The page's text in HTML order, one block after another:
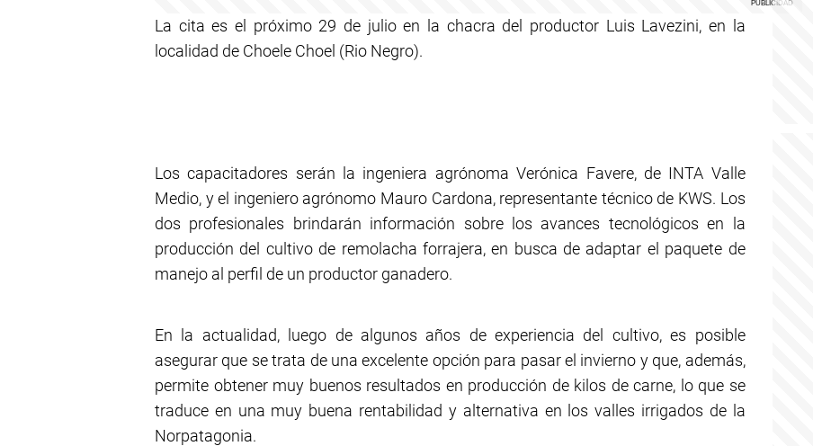
La cita es el próximo 29 de julio en la chacra del productor Luis Lavezini, en la
localidad de Choele Choel (Rio Negro).
Los capacitadores serán la ingeniera agrónoma Verónica Favere, de INTA Valle
Medio, y el ingeniero agrónomo Mauro Cardona, representante técnico de KWS. Los
dos profesionales brindarán información sobre los avances tecnológicos en la
producción del cultivo de remolacha forrajera, en busca de adaptar el paquete de
manejo al perfil de un productor ganadero.
En la actualidad, luego de algunos años de experiencia del cultivo, es posible
asegurar que se trata de una excelente opción para pasar el invierno y que, además,
permite obtener muy buenos resultados en producción de kilos de carne, lo que se
traduce en una muy buena rentabilidad y alternativa en los valles irrigados de la
Norpatagonia.